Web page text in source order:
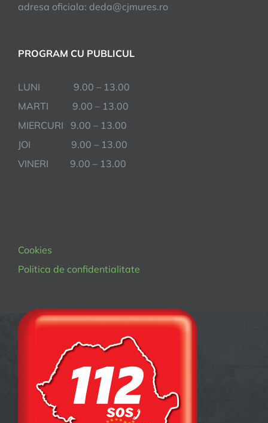
adresa oficiala: deda@cjmures.ro
PROGRAM CU PUBLICUL
LUNI 9.00 – 13.00
MARTI 9.00 – 13.00
MIERCURI 9.00 – 13.00
JOI 9.00 – 13.00
VINERI 9.00 – 13.00
Cookies
Politica de confidentialitate